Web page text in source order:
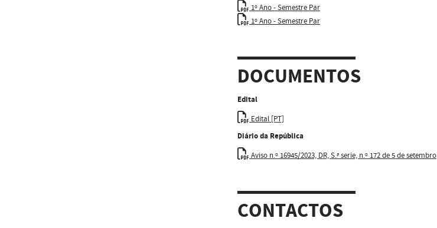
1º Ano - Semestre Par
1º Ano - Semestre Par
DOCUMENTOS
Edital
Edital [PT]
Diário da República
Aviso n.º 16945/2023, DR, S.ª serie, n.º 172 de 5 de setembro
CONTACTOS